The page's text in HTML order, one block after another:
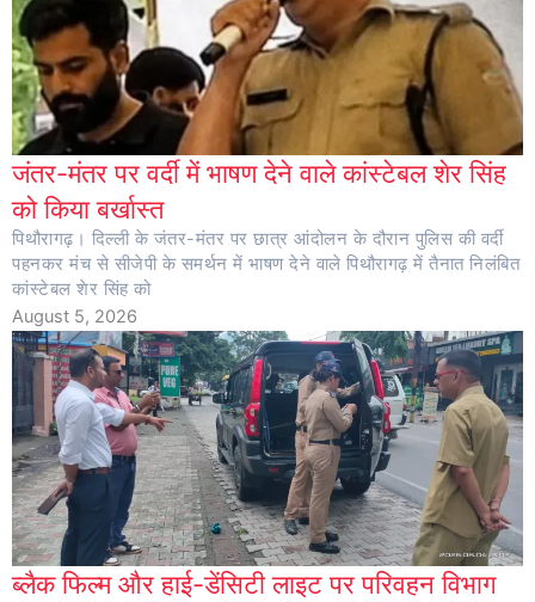
जंतर-मंतर पर वर्दी में भाषण देने वाले कांस्टेबल शेर सिंह
को किया बर्खास्त
पिथौरागढ़। दिल्ली के जंतर-मंतर पर छात्र आंदोलन के दौरान पुलिस की वर्दी
पहनकर मंच से सीजेपी के समर्थन में भाषण देने वाले पिथौरागढ़ में तैनात निलंबित
कांस्टेबल शेर सिंह को
August 5, 2026
ब्लैक फिल्म और हाई-डेंसिटी लाइट पर परिवहन विभाग